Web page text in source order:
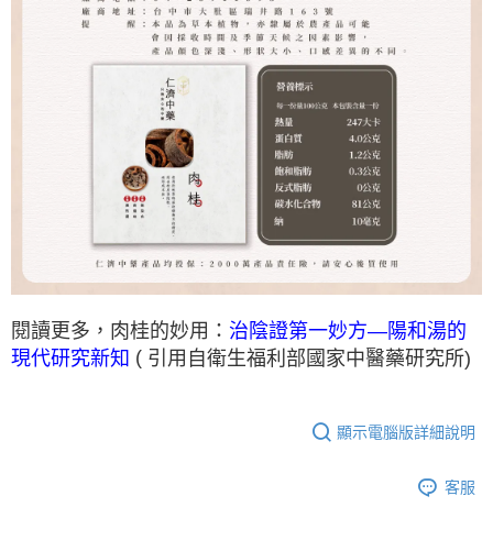
閱讀更多，肉桂的妙用： 治陰證第一妙方—陽和湯的
現代研究新知 ( 引用自衛生福利部國家中醫藥研究所)
顯示電腦版詳細說明
客服